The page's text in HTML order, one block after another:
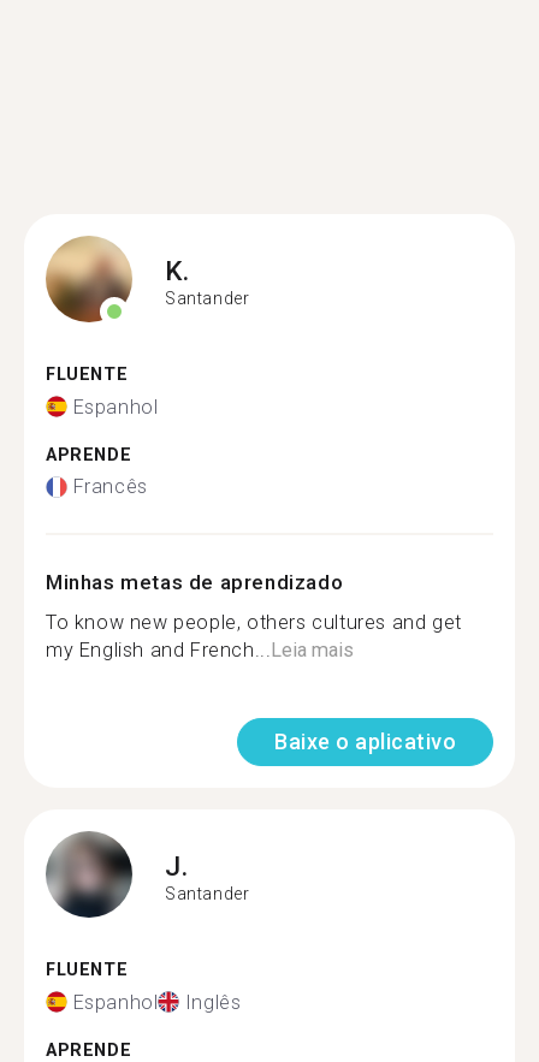
K.
Santander
FLUENTE
Espanhol
APRENDE
Francês
Minhas metas de aprendizado
To know new people, others cultures and get
my English and French...Leia mais
Baixe o aplicativo
J.
Santander
FLUENTE
Espanhol Inglês
APRENDE